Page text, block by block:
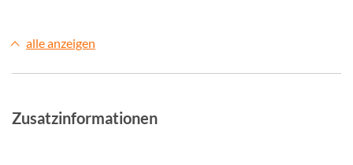
alle anzeigen
Zusatzinformationen